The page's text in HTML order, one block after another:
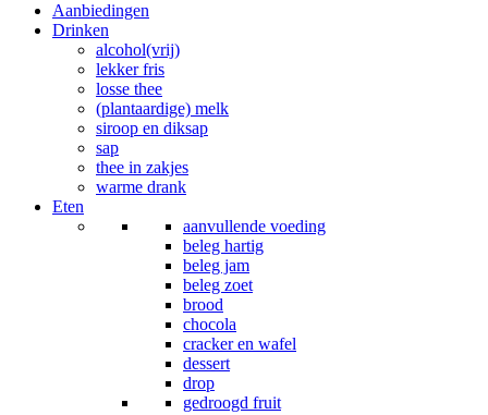
Aanbiedingen
Drinken
alcohol(vrij)
lekker fris
losse thee
(plantaardige) melk
siroop en diksap
sap
thee in zakjes
warme drank
Eten
aanvullende voeding
beleg hartig
beleg jam
beleg zoet
brood
chocola
cracker en wafel
dessert
drop
gedroogd fruit